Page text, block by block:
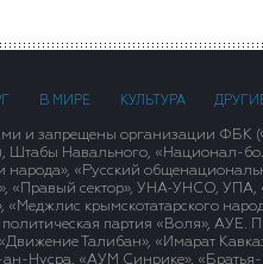
В МИРЕ КУЛЬТУРА
и запрещены организации ФБК
Штабы Навального, «Национал-
народа», «Русский
«Правый сектор», УНА-УНСО, УПА,
крымскотатарского
политическая партия «Воля», АУЕ.
Талибан», «Имарат
Нусра, «АУМ Синрике»,